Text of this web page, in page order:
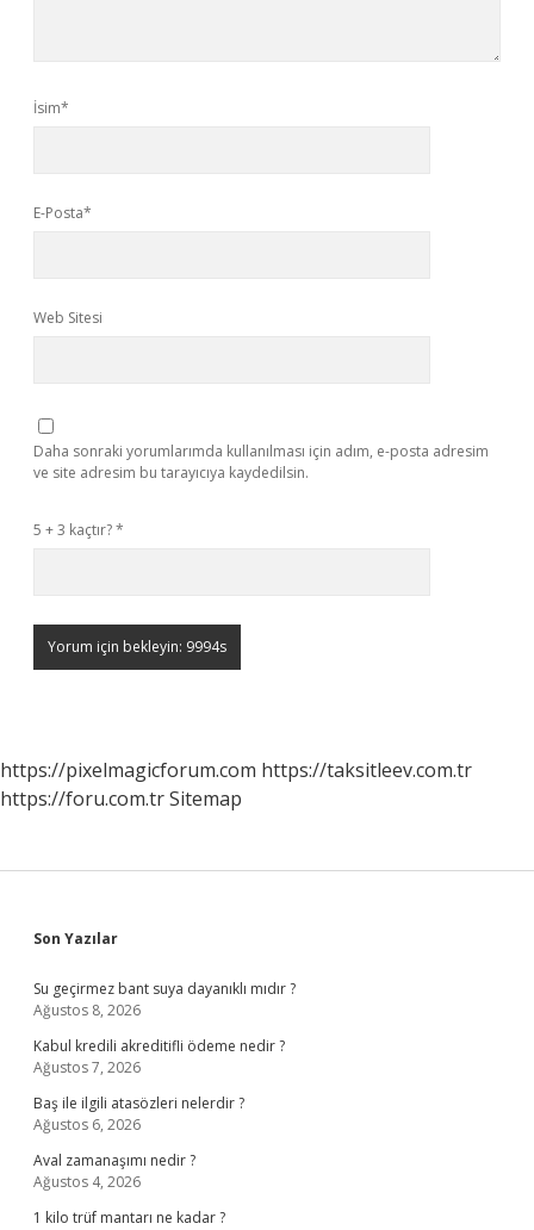
İsim*
E-Posta*
Web Sitesi
Daha sonraki yorumlarımda kullanılması için adım, e-posta adresim
ve site adresim bu tarayıcıya kaydedilsin.
5 + 3 kaçtır?*
https://pixelmagicforum.com https://taksitleev.com.tr
https://foru.com.trSitemap
Sidebar
Son Yazılar
Su geçirmez bant suya dayanıklı mıdır ?
Ağustos 8, 2026
Kabul kredili akreditifli ödeme nedir ?
Ağustos 7, 2026
Baş ile ilgili atasözleri nelerdir ?
Ağustos 6, 2026
Aval zamanaşımı nedir ?
Ağustos 4, 2026
1 kilo trüf mantarı ne kadar ?